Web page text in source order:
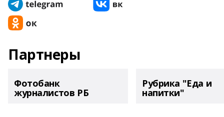
Партнеры
Фотобанк
журналистов РБ
Рубрика "Еда и
напитки"